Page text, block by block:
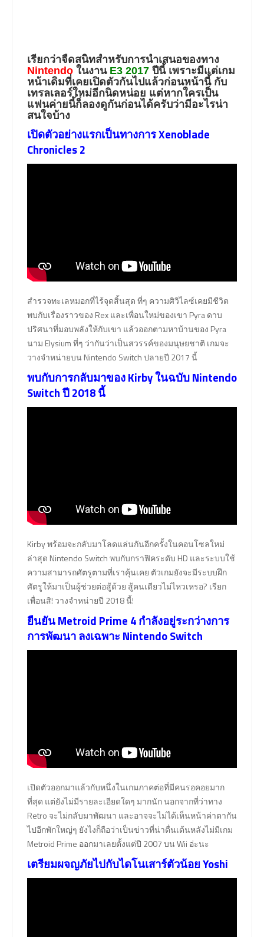
เรียกว่าจืดสนิทสำหรับการนำเสนอของทาง
Nintendo ในงาน E3 2017 ปีนี้ เพราะมีแต่เกม
หน้าเดิมที่เคยเปิดตัวกันไปแล้วก่อนหน้านี้ กับ
เทรลเลอร์ใหม่อีกนิดหน่อย แต่หากใครเป็น
แฟนค่ายนี้ก็ลองดูกันก่อนได้ครับว่ามีอะไรน่า
สนใจบ้าง
เปิดตัวอย่างแรกเป็นทางการ Xenoblade
Chronicles 2
สำรวจทะเลหมอกที่ไร้จุดสิ้นสุด ที่ๆ ความศิวิไลซ์เคยมีชีวิต
พบกับเรื่องราวของ Rex และเพื่อนใหม่ของเขา Pyra ดาบ
ปริศนาที่มอบพลังให้กับเขา แล้วออกตามหาบ้านของ Pyra
นาม Elysium ที่ๆ ว่ากันว่าเป็นสวรรค์ของมนุษยชาติ เกมจะ
วางจำหน่ายบน Nintendo Switch ปลายปี 2017 นี้
พบกับการกลับมาของ Kirby ในฉบับ Nintendo
Switch ปี 2018 นี้
Kirby พร้อมจะกลับมาโลดแล่นกันอีกครั้งในคอนโซลใหม่
ล่าสุด Nintendo Switch พบกับกราฟิคระดับ HD และระบบใช้
ความสามารถศัตรูตามที่เราคุ้นเคย ตัวเกมยังจะมีระบบฝึก
ศัตรูให้มาเป็นผู้ช่วยต่อสู้ด้วย สู้คนเดียวไม่ไหวเหรอ? เรียก
เพื่อนสิ! วางจำหน่ายปี 2018 นี้!
ยืนยัน Metroid Prime 4 กำลังอยู่ระกว่างการ
การพัฒนา ลงเฉพาะ Nintendo Switch
เปิดตัวออกมาแล้วกับหนึ่งในเกมภาคต่อที่มีคนรอคอยมาก
ที่สุด แต่ยังไม่มีรายละเอียดใดๆ มากนัก นอกจากที่ว่าทาง
Retro จะไม่กลับมาพัฒนา และอาจจะไม่ได้เห็นหน้าค่าตากัน
ไปอีกพักใหญ่ๆ ยังไงก็ถือว่าเป็นข่าวที่น่าตื่นเต้นหลังไม่มีเกม
Metroid Prime ออกมาเลยตั้งแต่ปี 2007 บน Wii อ่ะนะ
เตรียมผจญภัยไปกับไดโนเสาร์ตัวน้อย Yoshi